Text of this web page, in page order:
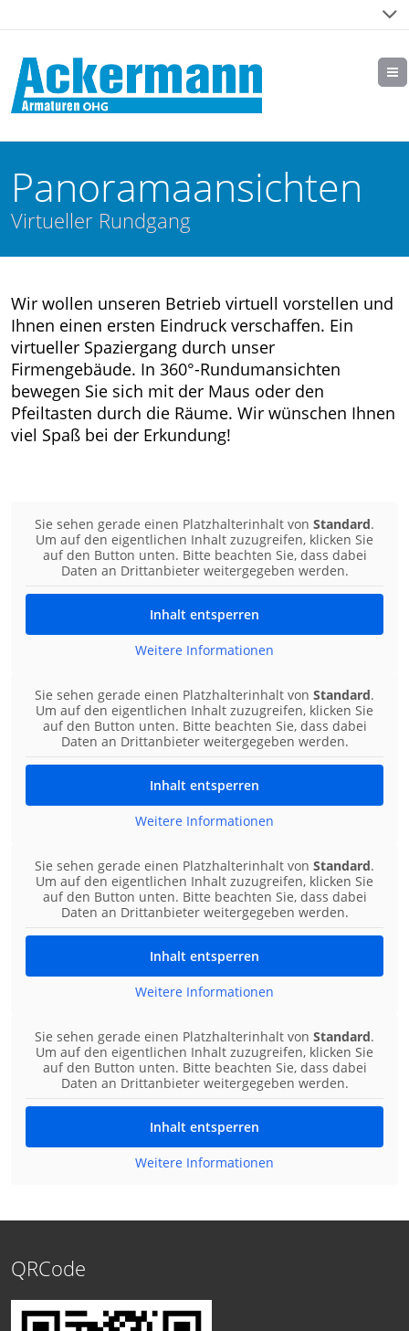
Panoramaansichten
Virtueller Rundgang
Wir wollen unseren Betrieb virtuell vorstellen und
Ihnen einen ersten Eindruck verschaffen. Ein
virtueller Spaziergang durch unser
Firmengebäude. In 360°-Rundumansichten
bewegen Sie sich mit der Maus oder den
Pfeiltasten durch die Räume. Wir wünschen Ihnen
viel Spaß bei der Erkundung!
Sie sehen gerade einen Platzhalterinhalt von Standard.
Um auf den eigentlichen Inhalt zuzugreifen, klicken Sie
auf den Button unten. Bitte beachten Sie, dass dabei
Daten an Drittanbieter weitergegeben werden.
Inhalt entsperren
Weitere Informationen
Sie sehen gerade einen Platzhalterinhalt von Standard.
Um auf den eigentlichen Inhalt zuzugreifen, klicken Sie
auf den Button unten. Bitte beachten Sie, dass dabei
Daten an Drittanbieter weitergegeben werden.
Inhalt entsperren
Weitere Informationen
Sie sehen gerade einen Platzhalterinhalt von Standard.
Um auf den eigentlichen Inhalt zuzugreifen, klicken Sie
auf den Button unten. Bitte beachten Sie, dass dabei
Daten an Drittanbieter weitergegeben werden.
Inhalt entsperren
Weitere Informationen
Sie sehen gerade einen Platzhalterinhalt von Standard.
Um auf den eigentlichen Inhalt zuzugreifen, klicken Sie
auf den Button unten. Bitte beachten Sie, dass dabei
Daten an Drittanbieter weitergegeben werden.
Inhalt entsperren
Weitere Informationen
QRCode